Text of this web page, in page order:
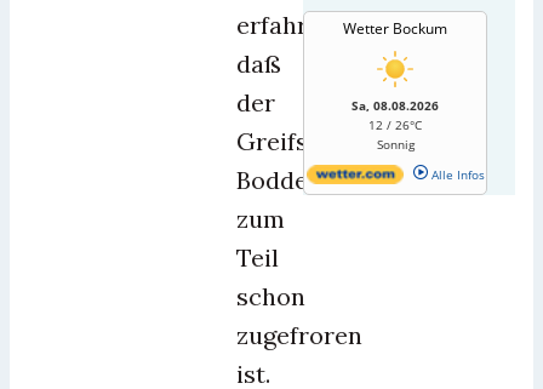
erfahren,
daß
der
Greifswalder
Bodden
zum
Teil
schon
zugefroren
ist.
Wetter Bockum
Sa, 08.08.2026
12 / 26°C
Sonnig
Alle Infos